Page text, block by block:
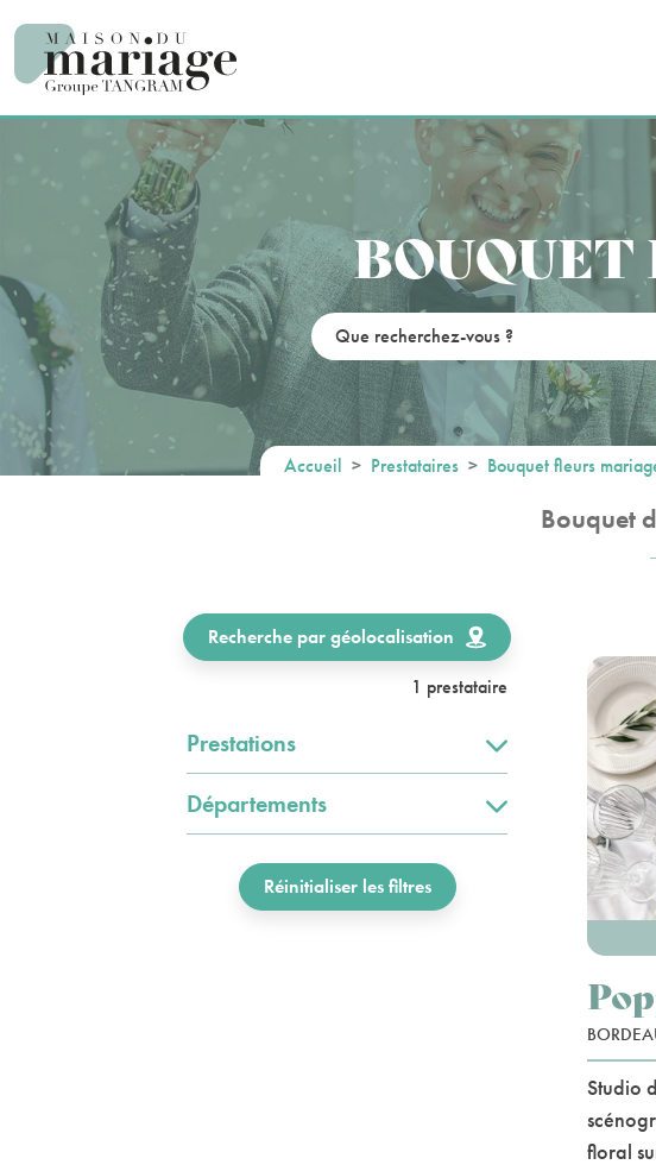
BOUQUET
Accueil Prestataires Bouquet fleurs
Bouquet
Recherche par géolocalisation
1 prestataire
Prestations
Départements
Réinitialiser les filtres
Studio
floral